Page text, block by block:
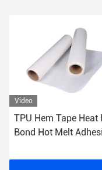
Roll Film Polyester
Otomotif 0.1mm-